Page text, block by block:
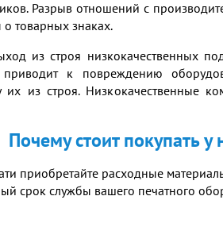
Разрыв отношений с
товарных знаках.
из строя низкокачественных
к повреждению
из строя. Низкокачественные
Почему стоит покупать у
приобретайте расходные
срок службы вашего печатного